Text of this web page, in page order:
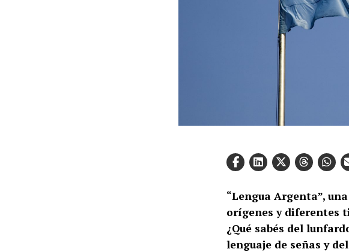
“Lengua Argenta”,
orígenes y diferentes
¿Qué sabés del
lenguaje de señas y